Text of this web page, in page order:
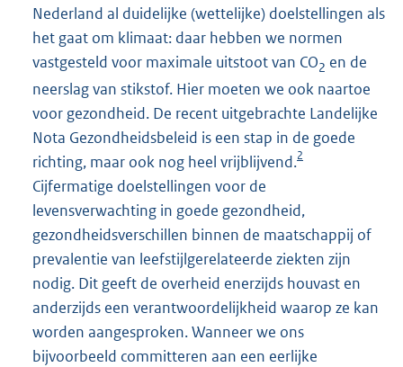
Nederland al duidelijke (wettelijke) doelstellingen als
het gaat om klimaat: daar hebben we normen
vastgesteld voor maximale uitstoot van CO2 en de
neerslag van stikstof. Hier moeten we ook naartoe
voor gezondheid. De recent uitgebrachte Landelijke
Nota Gezondheidsbeleid is een stap in de goede
richting, maar ook nog heel vrijblijvend.2
Cijfermatige doelstellingen voor de
levensverwachting in goede gezondheid,
gezondheidsverschillen binnen de maatschappij of
prevalentie van leefstijlgerelateerde ziekten zijn
nodig. Dit geeft de overheid enerzijds houvast en
anderzijds een verantwoordelijkheid waarop ze kan
worden aangesproken. Wanneer we ons
bijvoorbeeld committeren aan een eerlijke